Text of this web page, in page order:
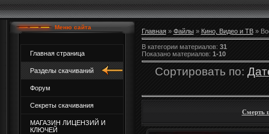
Меню сайта
Главная страница
Разделы скачиваний
Форум
Секреты скачивания
МАГАЗИН ЛИЦЕНЗИЙ И
КЛЮЧЕЙ
Главная» Файлы» Кино, Видео и ТВ»
В категории материалов: 31
Показано материалов: 1-10
Сортировать по:
Смерть